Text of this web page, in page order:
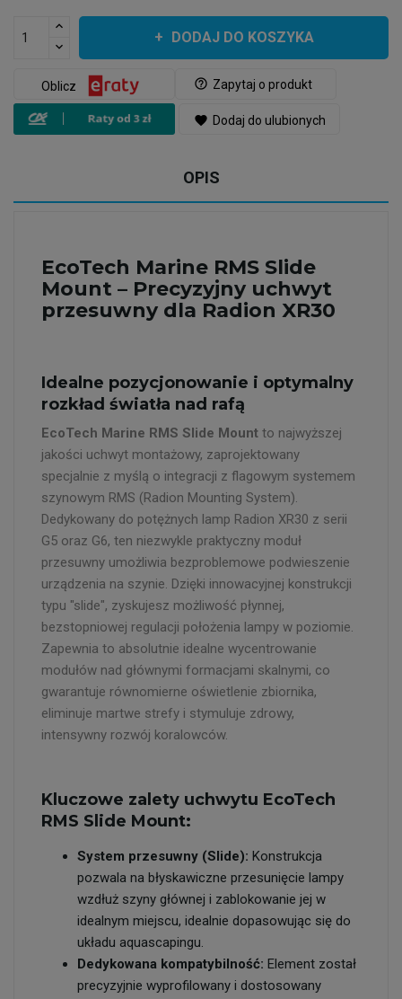
DODAJ DO KOSZYKA
help_outline Zapytaj o produkt
Oblicz
favorite Dodaj do ulubionych
OPIS
EcoTech Marine RMS Slide
Mount – Precyzyjny uchwyt
przesuwny dla Radion XR30
Idealne pozycjonowanie i optymalny
rozkład światła nad rafą
EcoTech Marine RMS Slide Mount to najwyższej
jakości uchwyt montażowy, zaprojektowany
specjalnie z myślą o integracji z flagowym systemem
szynowym RMS (Radion Mounting System).
Dedykowany do potężnych lamp Radion XR30 z serii
G5 oraz G6, ten niezwykle praktyczny moduł
przesuwny umożliwia bezproblemowe podwieszenie
urządzenia na szynie. Dzięki innowacyjnej konstrukcji
typu "slide", zyskujesz możliwość płynnej,
bezstopniowej regulacji położenia lampy w poziomie.
Zapewnia to absolutnie idealne wycentrowanie
modułów nad głównymi formacjami skalnymi, co
gwarantuje równomierne oświetlenie zbiornika,
eliminuje martwe strefy i stymuluje zdrowy,
intensywny rozwój koralowców.
Kluczowe zalety uchwytu EcoTech
RMS Slide Mount:
System przesuwny (Slide): Konstrukcja
pozwala na błyskawiczne przesunięcie lampy
wzdłuż szyny głównej i zablokowanie jej w
idealnym miejscu, idealnie dopasowując się do
układu aquascapingu.
Dedykowana kompatybilność: Element został
precyzyjnie wyprofilowany i dostosowany